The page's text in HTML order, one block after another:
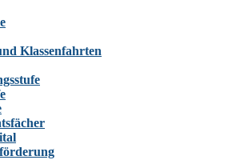
Klassenfahrten